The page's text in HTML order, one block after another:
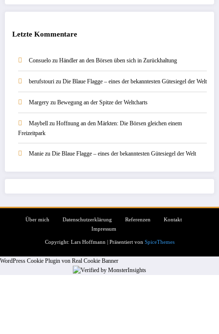
Letzte Kommentare
Consuelo zu Händler an den Börsen üben sich in Zurückhaltung
berufstouri zu Die Blaue Flagge – eines der bekanntesten Gütesiegel der Welt
Margery zu Bewegung an der Spitze der Weltcharts
Maybell zu Hoffnung an den Märkten: Die Börsen gleichen einem
Freizeitpark
Manie zu Die Blaue Flagge – eines der bekanntesten Gütesiegel der Welt
Über mich Datenschutzerklärung Referenzen
Kontakt
Impressum
Copyright: Lars Hoffmann | Präsentiert von SpiceThemes
WordPress Cookie Plugin von Real Cookie Banner